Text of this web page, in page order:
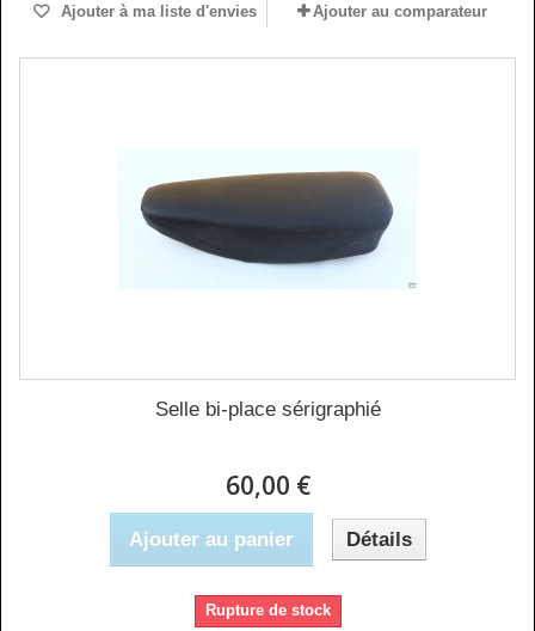
Ajouter à ma liste d'envies Ajouter au comparateur
Selle bi-place sérigraphié
60,00 €
Ajouter au panier Détails
Rupture de stock